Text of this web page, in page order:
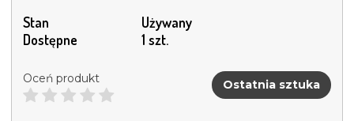
Stan
Używany
Dostępne
1 szt.
Oceń produkt Ostatnia sztuka